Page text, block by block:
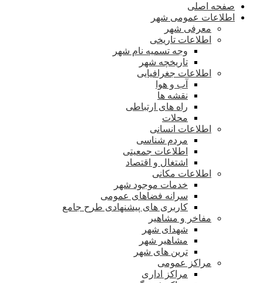
صفحه اصلی
اطلاعات عمومی شهر
معرفی شهر
اطلاعات تاریخی
وجه تسمیه نام شهر
تاریخچه شهر
اطلاعات جغرافیایی
آب و هوا
نقشه ها
راه های ارتباطی
محلات
اطلاعات انسانی
مردم شناسی
اطلاعات جمعیتی
اشتغال و اقتصاد
اطلاعات مکانی
خدمات موجود شهر
سرانه فضاهای عمومی
کاربری های پیشنهادی طرح جامع
مفاخر و مشاهیر
شهدای شهر
مشاهیر شهر
ترین های شهر
مراکز عمومی
مراکز اداری